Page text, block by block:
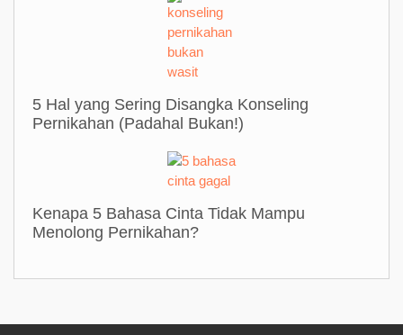
5 Hal yang Sering Disangka Konseling
Pernikahan (Padahal Bukan!)
Kenapa 5 Bahasa Cinta Tidak Mampu
Menolong Pernikahan?